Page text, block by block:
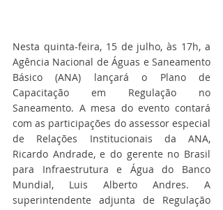
Nesta quinta-feira, 15 de julho, às 17h, a
Agência Nacional de Águas e Saneamento
Básico (ANA) lançará o Plano de
Capacitação em Regulação no
Saneamento. A mesa do evento contará
com as participações do assessor especial
de Relações Institucionais da ANA,
Ricardo Andrade, e do gerente no Brasil
para Infraestrutura e Água do Banco
Mundial, Luis Alberto Andres. A
superintendente adjunta de Regulação